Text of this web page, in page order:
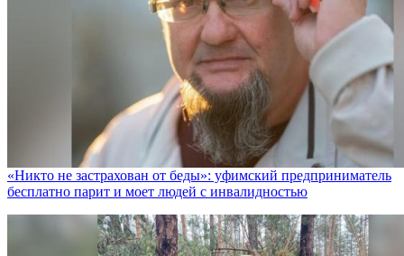
«Никто не заcтрахован от беды»: уфимский предприниматель
бесплатно парит и моет людей с инвалидностью